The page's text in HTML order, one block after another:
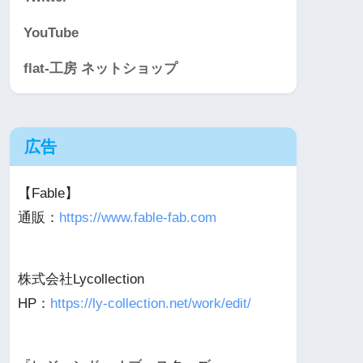
YouTube
flat-工房 ネットショップ
広告
【Fable】
通販： https://www.fable-fab.com
株式会社Lycollection
HP： https://ly-collection.net/work/edit/